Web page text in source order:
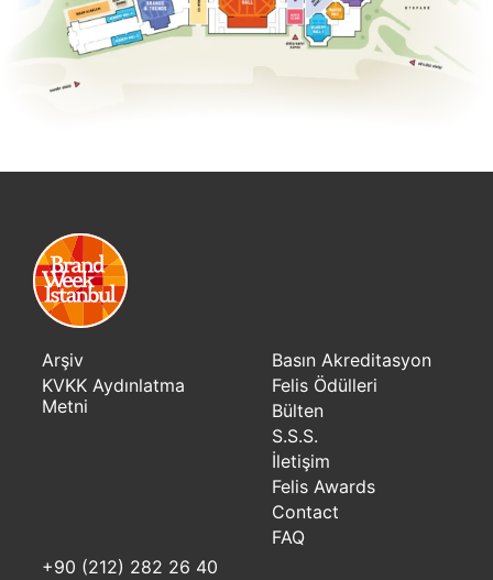
Arşiv
KVKK Aydınlatma
Metni
Basın Akreditasyon
Felis Ödülleri
Bülten
S.S.S.
İletişim
Felis Awards
Contact
FAQ
+90 (212) 282 26 40